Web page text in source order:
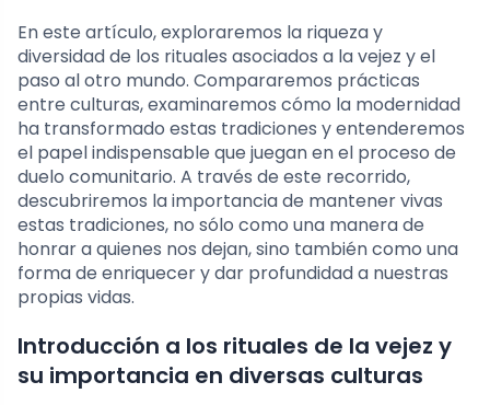
En este artículo, exploraremos la riqueza y
diversidad de los rituales asociados a la vejez y el
paso al otro mundo. Compararemos prácticas
entre culturas, examinaremos cómo la modernidad
ha transformado estas tradiciones y entenderemos
el papel indispensable que juegan en el proceso de
duelo comunitario. A través de este recorrido,
descubriremos la importancia de mantener vivas
estas tradiciones, no sólo como una manera de
honrar a quienes nos dejan, sino también como una
forma de enriquecer y dar profundidad a nuestras
propias vidas.
Introducción a los rituales de la vejez y
su importancia en diversas culturas